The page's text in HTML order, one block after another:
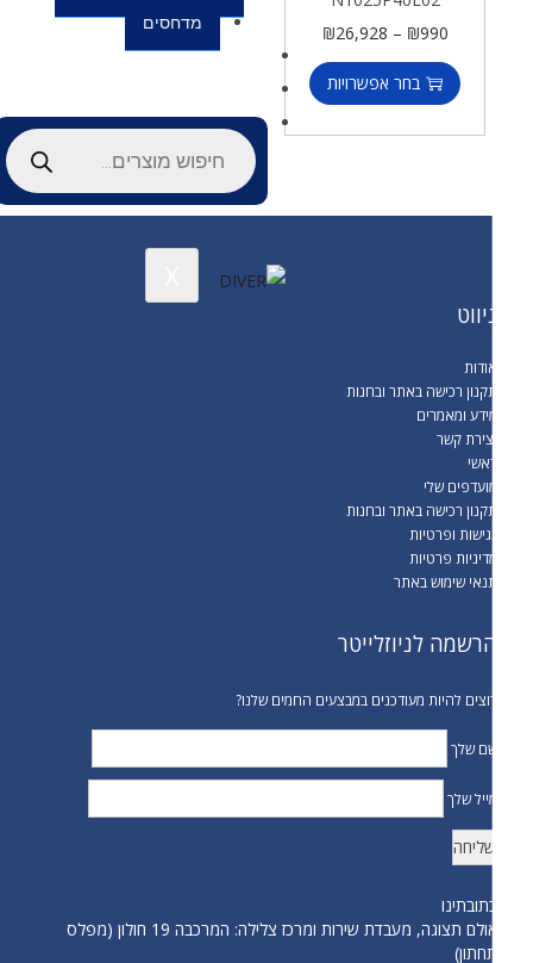
מדחסים
סל קניות
יצירת קשר
₪
–
₪26,928
בחר אפשרויות
רכישה באתר ובחנות
ומאמרים
קשר
שלי
רכישה באתר ובחנות
ופרטיות
פרטיות
שימוש באתר
לניוזלייטר
להיות מעודכנים במבצעים החמים שלנו?
שלך
שלך
אולם תצוגה, מעבדת שירות ומרכז צלילה: המרכבה 19 חולון (מפלס